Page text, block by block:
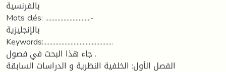
بالفرنسية
Mots clés: ..............................-
بالإنجليزية
Keywords:..............................................
جاء هذا البحث في فصول .
الفصل الأول: الخلفية النظرية و الدراسات السابقة